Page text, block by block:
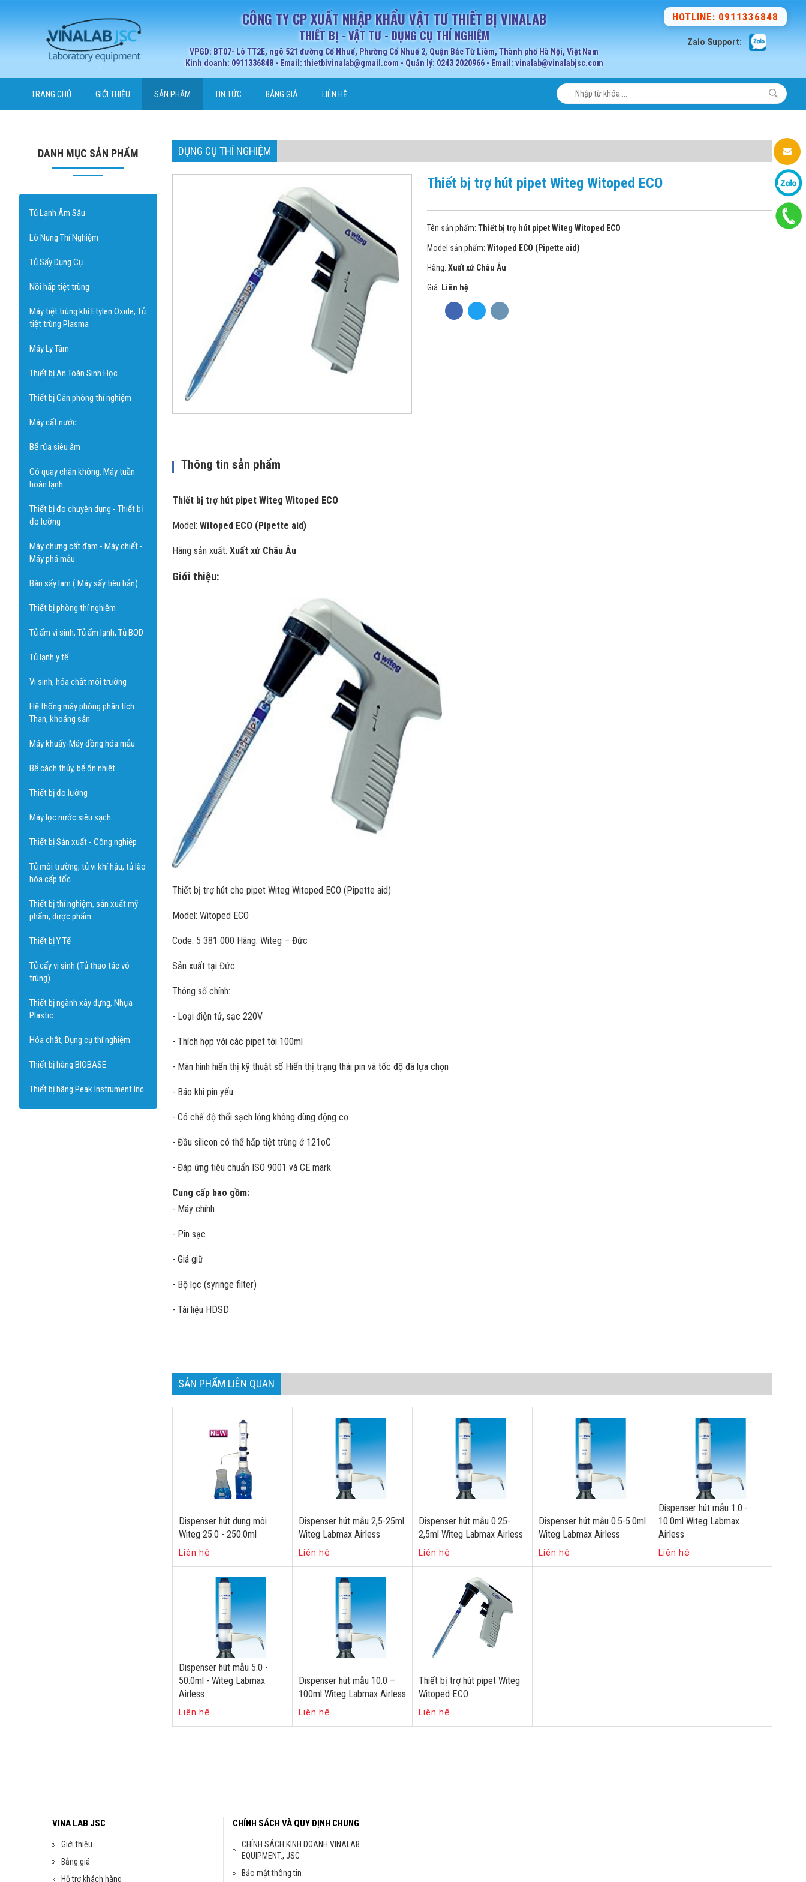
CÔNG TY CP XUẤT NHẬP KHẨU VẬT TƯ THIẾT BỊ VINALAB
THIẾT BỊ - VẬT TƯ - DỤNG CỤ THÍ NGHIỆM
VPGD: BT07- Lô TT2E, ngõ 521 đường Cổ Nhuế, Phường Cổ Nhuế 2, Quận Bắc Từ Liêm, Thành phố Hà Nội, Việt Nam
Kinh doanh: 0911336848 - Email: thietbivinalab@gmail.com - Quản lý: 0243 2020966 - Email: vinalab@vinalabjsc.com
HOTLINE: 0911336848
Zalo Support:
TRANG CHỦ GIỚI THIỆU SẢN PHẨM TIN TỨC BẢNG GIÁ LIÊN HỆ
DANH MỤC SẢN PHẨM
Tủ Lạnh Âm Sâu
Lò Nung Thí Nghiệm
Tủ Sấy Dụng Cụ
Nồi hấp tiệt trùng
Máy tiệt trùng khí Etylen Oxide, Tủ
tiệt trùng Plasma
Máy Ly Tâm
Thiết bị An Toàn Sinh Học
Thiết bị Cân phòng thí nghiệm
Máy cất nước
Bể rửa siêu âm
Cô quay chân không, Máy tuần
hoàn lạnh
Thiết bị đo chuyên dụng - Thiết bị
đo lường
Máy chưng cất đạm - Máy chiết -
Máy phá mẫu
Bàn sấy lam ( Máy sấy tiêu bản)
Thiết bị phòng thí nghiệm
Tủ ấm vi sinh, Tủ ấm lạnh, Tủ BOD
Tủ lạnh y tế
Vi sinh, hóa chất môi trường
Hệ thống máy phòng phân tích
Than, khoáng sản
Máy khuấy-Máy đồng hóa mẫu
Bể cách thủy, bể ổn nhiệt
Thiết bị đo lường
Máy lọc nước siêu sạch
Thiết bị Sản xuất - Công nghiệp
Tủ môi trường, tủ vi khí hậu, tủ lão
hóa cấp tốc
Thiết bị thí nghiệm, sản xuất mỹ
phẩm, dược phẩm
Thiết bị Y Tế
Tủ cấy vi sinh (Tủ thao tác vô
trùng)
Thiết bị ngành xây dựng, Nhựa
Plastic
Hóa chất, Dụng cụ thí nghiệm
Thiết bị hãng BIOBASE
Thiết bị hãng Peak Instrument Inc
DỤNG CỤ THÍ NGHIỆM
Thiết bị trợ hút pipet Witeg Witoped ECO
Tên sản phẩm: Thiết bị trợ hút pipet Witeg Witoped ECO
Model sản phẩm: Witoped ECO (Pipette aid)
Hãng: Xuất xứ Châu Âu
Giá: Liên hệ
Thông tin sản phẩm
Thiết bị trợ hút pipet Witeg Witoped ECO
Model: Witoped ECO (Pipette aid)
Hãng sản xuất: Xuất xứ Châu Âu
Giới thiệu:
Thiết bị trợ hút cho pipet Witeg Witoped ECO (Pipette aid)
Model: Witoped ECO
Code: 5 381 000 Hãng: Witeg – Đức
Sản xuất tại Đức
Thông số chính:
- Loại điện tử, sạc 220V
- Thích hợp với các pipet tới 100ml
- Màn hình hiển thị kỹ thuật số Hiển thị trạng thái pin và tốc độ đã lựa chọn
- Báo khi pin yếu
- Có chế độ thổi sạch lỏng không dùng động cơ
- Đầu silicon có thể hấp tiệt trùng ở 121oC
- Đáp ứng tiêu chuẩn ISO 9001 và CE mark
Cung cấp bao gồm:
- Máy chính
- Pin sạc
- Giá giữ
- Bộ lọc (syringe filter)
- Tài liệu HDSD
SẢN PHẨM LIÊN QUAN
Dispenser hút dung môi
Witeg 25.0 - 250.0ml
Liên hệ
Dispenser hút mẫu 2,5-25ml
Witeg Labmax Airless
Liên hệ
Dispenser hút mẫu 0.25-
2,5ml Witeg Labmax Airless
Liên hệ
Dispenser hút mẫu 0.5-5.0ml
Witeg Labmax Airless
Liên hệ
Dispenser hút mẫu 1.0 -
10.0ml Witeg Labmax
Airless
Liên hệ
Dispenser hút mẫu 5.0 -
50.0ml - Witeg Labmax
Airless
Liên hệ
Dispenser hút mẫu 10.0 –
100ml Witeg Labmax Airless
Liên hệ
Thiết bị trợ hút pipet Witeg
Witoped ECO
Liên hệ
VINA LAB JSC
Giới thiệu
Bảng giá
Hỗ trợ khách hàng
CHÍNH SÁCH VÀ QUY ĐỊNH CHUNG
CHÍNH SÁCH KINH DOANH VINALAB
EQUIPMENT., JSC
Bảo mật thông tin